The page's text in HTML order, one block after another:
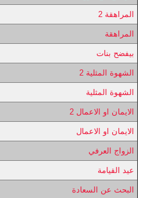
المراهقة 2
المراهقة
بيفضح بنات
الشهوة المثلية 2
الشهوة المثلية
الايمان او الاعمال 2
الايمان او الاعمال
الزواج العرفي
عيد القيامة
البحث عن السعادة